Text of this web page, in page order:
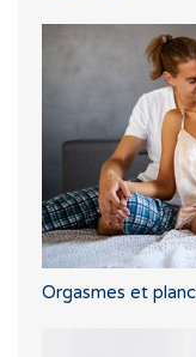
Orgasmes et